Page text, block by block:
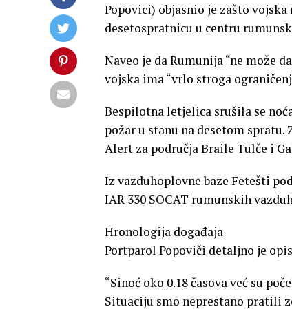
Popovici) objasnio je zašto
desetospratnicu u centru
Naveo je da Rumunija “ne može
vojska ima “vrlo stroga
Bespilotna letjelica srušila se
požar u stanu na desetom
Alert za područja Braile Tulče i
Iz vazduhoplovne baze Fetešti
IAR 330 SOCAT rumunskih
Hronologija događaja
Portparol Popoviči detaljno je
“Sinoć oko 0.18 časova već su
Situaciju smo neprestano pratili